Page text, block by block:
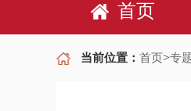
首页
当前位置： 首页>专